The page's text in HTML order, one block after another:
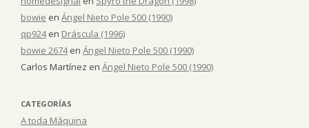
bowie en Ángel Nieto Pole 500 (1990)
qp924en Dráscula (1996)
bowie 2674en Ángel Nieto Pole 500 (1990)
Carlos Martínez en Ángel Nieto Pole 500 (1990)
CATEGORÍAS
A toda Máquina